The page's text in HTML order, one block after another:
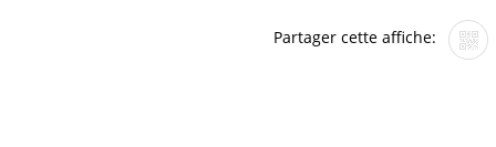
Partager cette affiche: